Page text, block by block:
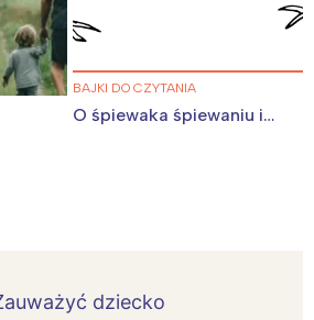
BAJKI DO CZYTANIA
O śpiewaka śpiewaniu i…